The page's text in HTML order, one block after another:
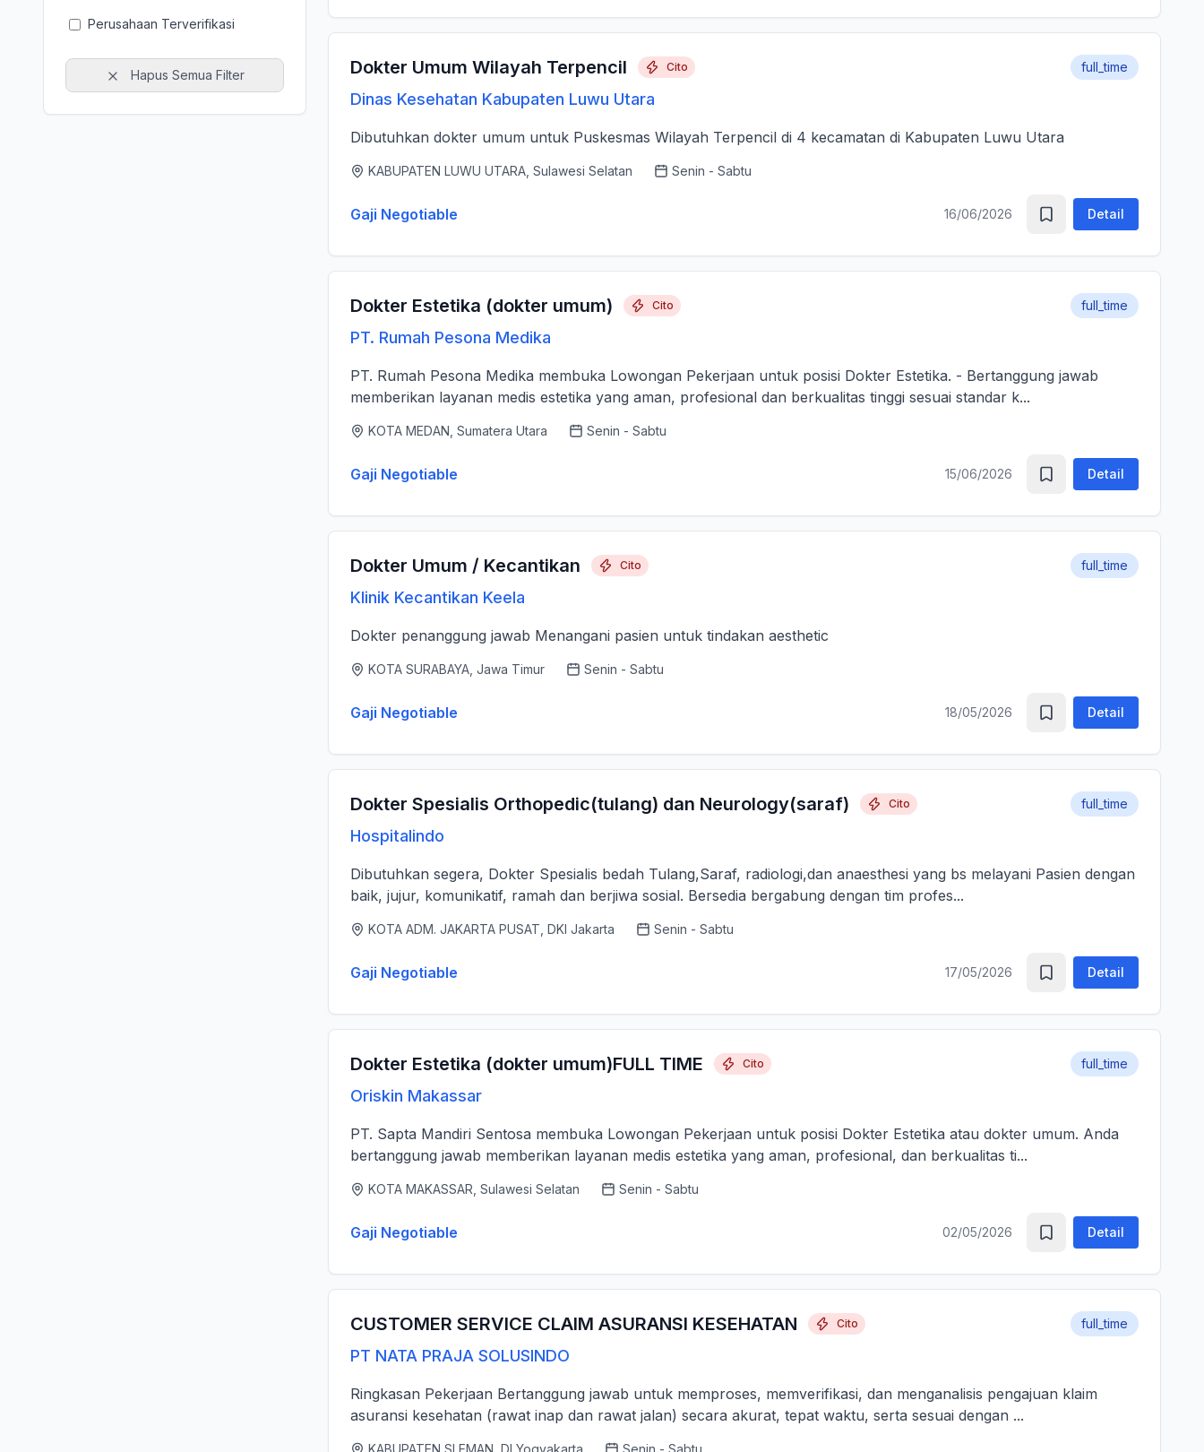
Perusahaan Terverifikasi
Hapus Semua Filter Dokter Umum Wilayah Terpencil Cito
Dinas Kesehatan Kabupaten Luwu Utara
full_time
Dibutuhkan dokter umum untuk Puskesmas Wilayah Terpencil di 4 kecamatan di Kabupaten Luwu Utara
KABUPATEN LUWU UTARA, Sulawesi Selatan Senin - Sabtu
Gaji Negotiable 16/06/2026 Detail
Dokter Estetika (dokter umum) Cito
PT. Rumah Pesona Medika
full_time
PT. Rumah Pesona Medika membuka Lowongan Pekerjaan untuk posisi Dokter Estetika. - Bertanggung jawab
memberikan layanan medis estetika yang aman, profesional dan berkualitas tinggi sesuai standar k...
KOTA MEDAN, Sumatera Utara Senin - Sabtu
Gaji Negotiable 15/06/2026 Detail
Dokter Umum / Kecantikan Cito
Klinik Kecantikan Keela
full_time
Dokter penanggung jawab Menangani pasien untuk tindakan aesthetic
KOTA SURABAYA, Jawa Timur Senin - Sabtu
Gaji Negotiable 18/05/2026 Detail
Dokter Spesialis Orthopedic(tulang) dan Neurology(saraf) Cito
Hospitalindo
full_time
Dibutuhkan segera, Dokter Spesialis bedah Tulang,Saraf, radiologi,dan anaesthesi yang bs melayani Pasien dengan
baik, jujur, komunikatif, ramah dan berjiwa sosial. Bersedia bergabung dengan tim profes...
KOTA ADM. JAKARTA PUSAT, DKI Jakarta Senin - Sabtu
Gaji Negotiable 17/05/2026 Detail
Dokter Estetika (dokter umum)FULL TIME Cito
Oriskin Makassar
full_time
PT. Sapta Mandiri Sentosa membuka Lowongan Pekerjaan untuk posisi Dokter Estetika atau dokter umum. Anda
bertanggung jawab memberikan layanan medis estetika yang aman, profesional, dan berkualitas ti...
KOTA MAKASSAR, Sulawesi Selatan Senin - Sabtu
Gaji Negotiable 02/05/2026 Detail
CUSTOMER SERVICE CLAIM ASURANSI KESEHATAN Cito
PT NATA PRAJA SOLUSINDO
full_time
Ringkasan Pekerjaan Bertanggung jawab untuk memproses, memverifikasi, dan menganalisis pengajuan klaim
asuransi kesehatan (rawat inap dan rawat jalan) secara akurat, tepat waktu, serta sesuai dengan ...
KABUPATEN SLEMAN, DI Yogyakarta Senin - Sabtu